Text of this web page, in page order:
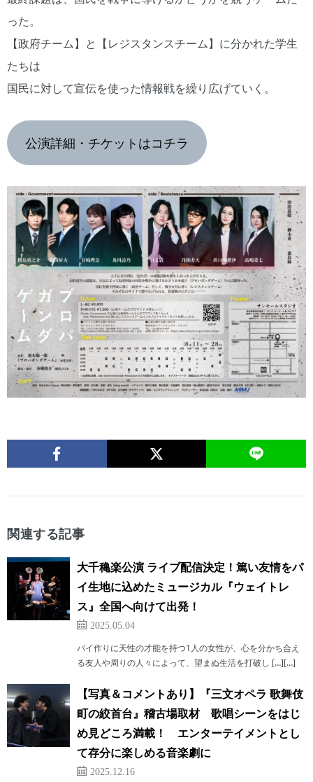
った。
【政府チーム】と【レジスタンスチーム】に分かれた学生
たちは
国民に対して宣伝を使った情報戦を繰り広げていく。
公演詳細・チケットはコチラ
関連する記事
大千穐楽公演 ライブ配信決定！篤い友情をパ
イ生地に込めたミュージカル『ウェイトレ
ス』全国へ向けて出発！
2025.05.04
パイ作りに天性の才能を持つ1人の女性が、心を分かち合え
る友人や周りの人々によって、望まぬ生活を打破し […][…]
【写真＆コメントあり】『三文オペラ 歌舞伎
町の絞首台』稽古場取材 歌唱シーンをはじ
め見どころ満載！ エンターテイメントとし
て存分に楽しめる音楽劇に
2025.12.16